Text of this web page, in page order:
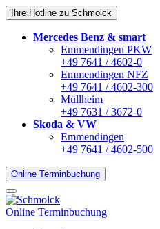
Ihre Hotline zu Schmolck
Mercedes Benz & smart
Emmendingen PKW
+49 7641 / 4602-0
Emmendingen NFZ
+49 7641 / 4602-300
Müllheim
+49 7631 / 3672-0
Skoda & VW
Emmendingen
+49 7641 / 4602-500
Online Terminbuchung
Online Terminbuchung